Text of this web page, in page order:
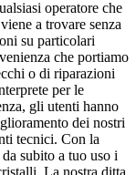
operatore che
a trovare senza
su particolari
che portiamo
o di riparazioni
per le
gli utenti hanno
dei nostri
tecnici. Con la
subito a tuo uso i
La nostra ditta